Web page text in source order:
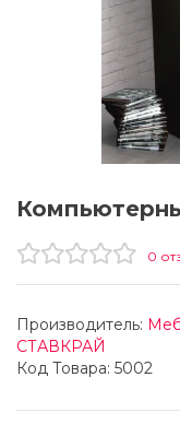
0
Производитель:
СТАВКРАЙ
Код Товара: 5002